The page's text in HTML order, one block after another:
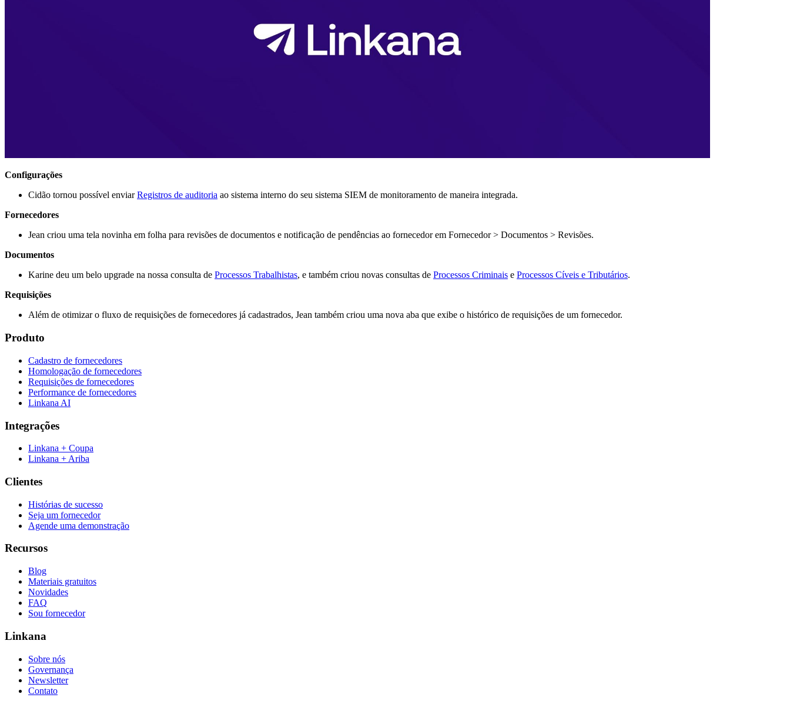
Configurações
Cidão tornou possível enviarRegistros de auditoria ao sistema interno do seu sistema SIEM de monitoramento de maneira integrada.
Fornecedores
Jean criou uma tela novinha em folha para revisões de documentos e notificação de pendências ao fornecedor em Fornecedor > Documentos > Revisões.
Documentos
Karine deu um belo upgrade na nossa consulta de Processos Trabalhistas, e também criou novas consultas de Processos Criminais e Processos Cíveis e Tributários.
Requisições
Além de otimizar o fluxo de requisições de fornecedores já cadastrados, Jean também criou uma nova aba que exibe o histórico de requisições de um fornecedor.
Produto
Cadastro de fornecedores
Homologação de fornecedores
Requisições de fornecedores
Performance de fornecedores
Linkana AI
Integrações
Linkana + Coupa
Linkana + Ariba
Clientes
Histórias de sucesso
Seja um fornecedor
Agende uma demonstração
Recursos
Blog
Materiais gratuitos
Novidades
FAQ
Sou fornecedor
Linkana
Sobre nós
Governança
Newsletter
Contato